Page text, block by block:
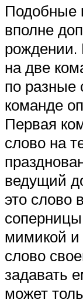
Подобные
вполне
рождении.
на две
по разные
команде
Первая
слово на
ведущий
это слово
мимикой и
слово
задавать
может